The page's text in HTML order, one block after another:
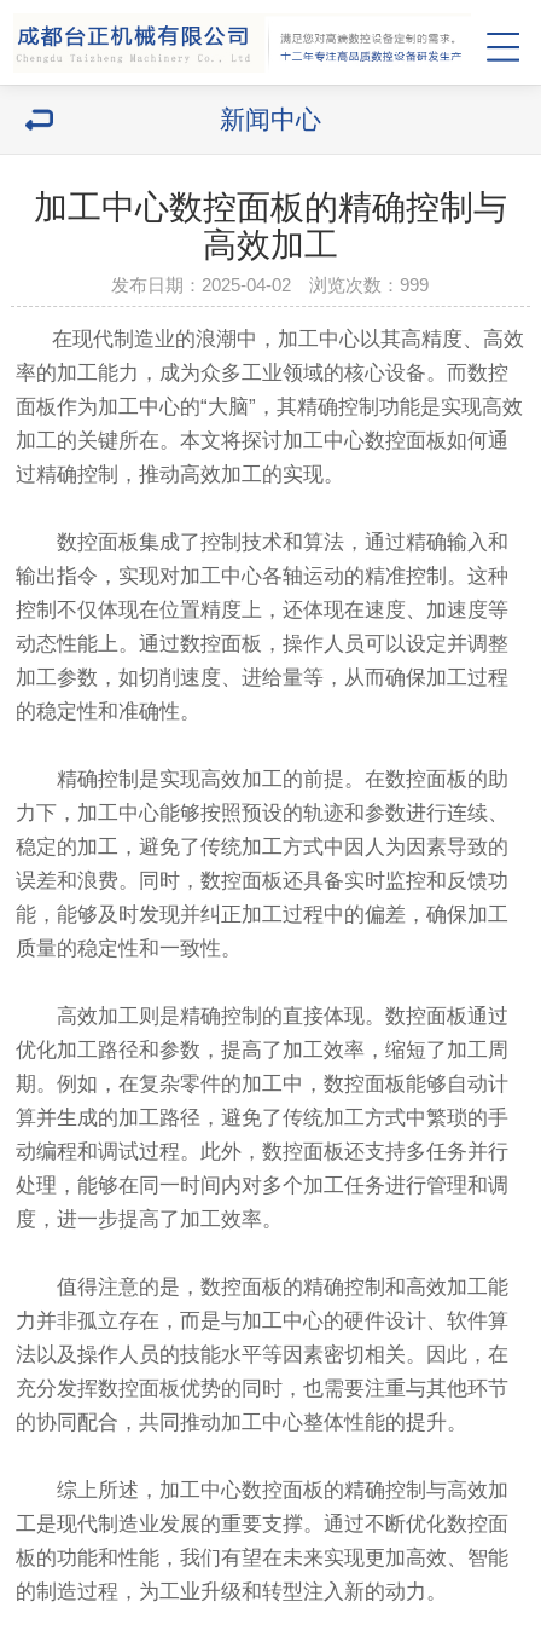
新闻中心
加工中心数控面板的精确控制与
高效加工
发布日期：2025-04-02 浏览次数： 999
在现代制造业的浪潮中，加工中心以其高精度、高效
率的加工能力，成为众多工业领域的核心设备。而数控
面板作为加工中心的“大脑”，其精确控制功能是实现高效
加工的关键所在。本文将探讨加工中心数控面板如何通
过精确控制，推动高效加工的实现。
数控面板集成了控制技术和算法，通过精确输入和
输出指令，实现对加工中心各轴运动的精准控制。这种
控制不仅体现在位置精度上，还体现在速度、加速度等
动态性能上。通过数控面板，操作人员可以设定并调整
加工参数，如切削速度、进给量等，从而确保加工过程
的稳定性和准确性。
精确控制是实现高效加工的前提。在数控面板的助
力下，加工中心能够按照预设的轨迹和参数进行连续、
稳定的加工，避免了传统加工方式中因人为因素导致的
误差和浪费。同时，数控面板还具备实时监控和反馈功
能，能够及时发现并纠正加工过程中的偏差，确保加工
质量的稳定性和一致性。
高效加工则是精确控制的直接体现。数控面板通过
优化加工路径和参数，提高了加工效率，缩短了加工周
期。例如，在复杂零件的加工中，数控面板能够自动计
算并生成的加工路径，避免了传统加工方式中繁琐的手
动编程和调试过程。此外，数控面板还支持多任务并行
处理，能够在同一时间内对多个加工任务进行管理和调
度，进一步提高了加工效率。
值得注意的是，数控面板的精确控制和高效加工能
力并非孤立存在，而是与加工中心的硬件设计、软件算
法以及操作人员的技能水平等因素密切相关。因此，在
充分发挥数控面板优势的同时，也需要注重与其他环节
的协同配合，共同推动加工中心整体性能的提升。
综上所述，加工中心数控面板的精确控制与高效加
工是现代制造业发展的重要支撑。通过不断优化数控面
板的功能和性能，我们有望在未来实现更加高效、智能
的制造过程，为工业升级和转型注入新的动力。